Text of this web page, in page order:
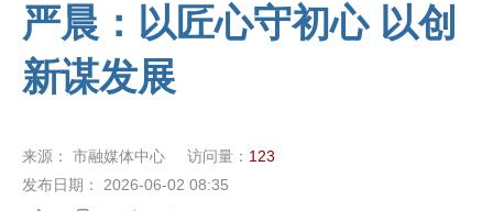
严晨：以匠心守初心 以创
新谋发展
来源： 市融媒体中心 访问量： 123
发布日期：
2026-06-02 08:35